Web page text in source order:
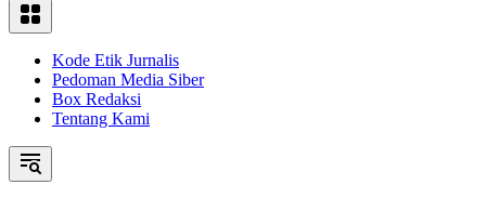
Kode Etik Jurnalis
Pedoman Media Siber
Box Redaksi
Tentang Kami